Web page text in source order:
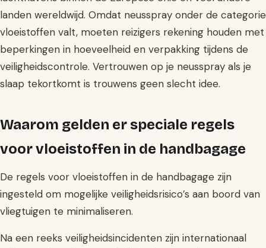
landen wereldwijd. Omdat neusspray onder de categorie
vloeistoffen valt, moeten reizigers rekening houden met
beperkingen in hoeveelheid en verpakking tijdens de
veiligheidscontrole. Vertrouwen op je neusspray als je
slaap tekortkomt is trouwens geen slecht idee.
Waarom gelden er speciale regels
voor vloeistoffen in de handbagage
De regels voor vloeistoffen in de handbagage zijn
ingesteld om mogelijke veiligheidsrisico’s aan boord van
vliegtuigen te minimaliseren.
Na een reeks veiligheidsincidenten zijn internationaal